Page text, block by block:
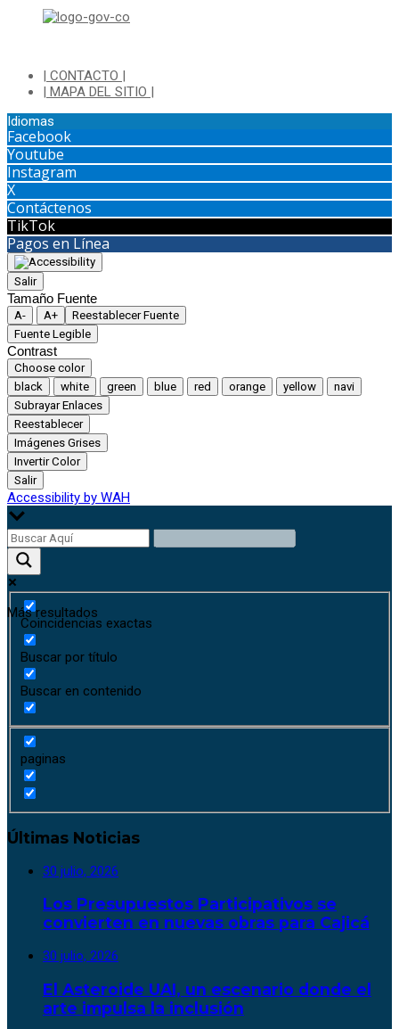
| CONTACTO |
| MAPA DEL SITIO |
Idiomas
Facebook
Youtube
Instagram
X
Contáctenos
TikTok
Pagos en Línea
Salir
Tamaño Fuente
A- A+
Reestablecer Fuente
Fuente Legible
Contrast
Choose color
black
white green blue red orange yellow
navi
Subrayar Enlaces
Reestablecer
Imágenes Grises
Invertir Color
Salir
Accessibility by WAH
Más resultados
Coincidencias exactas
Buscar por título
Buscar en contenido
paginas
Últimas Noticias
30 julio, 2026
Los Presupuestos Participativos se
convierten en nuevas obras para Cajicá
30 julio, 2026
El Asteroide UAI, un escenario donde el
arte impulsa la inclusión